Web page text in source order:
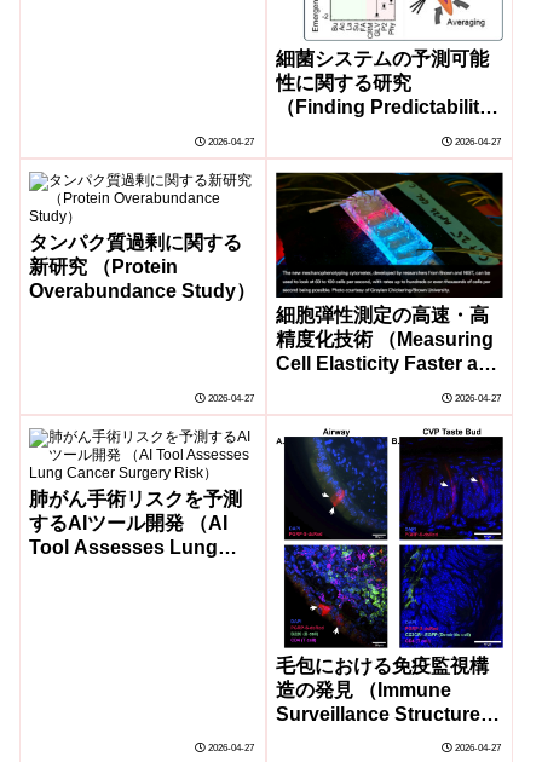
2026-04-27
細菌システムの予測可能
性に関する研究
（Finding Predictability
Bacteria）
2026-04-27
タンパク質過剰に関する
新研究 （Protein
Overabundance Study）
2026-04-27
細胞弾性測定の高速・高
精度化技術 （Measuring
Cell Elasticity Faster and
2026-04-27
肺がん手術リスクを予測
するAIツール開発 （AI
Tool Assesses Lung
2026-04-27
毛包における免疫監視構
造の発見 （Immune
Surveillance Structures
Found in Skin Hair
2026-04-27